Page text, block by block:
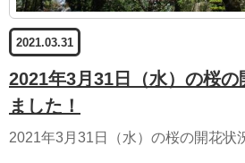
2021.03.31
2021年3月31日（水）の桜の
ました！
2021年3月31日（水）の桜の開花状